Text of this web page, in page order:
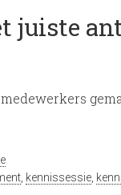
juiste
kennissessie